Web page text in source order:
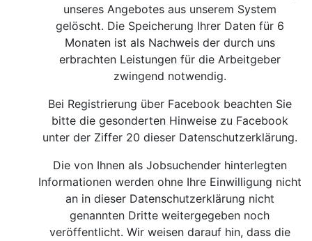
unseres Angebotes aus unserem System
gelöscht. Die Speicherung Ihrer Daten für 6
Monaten ist als Nachweis der durch uns
erbrachten Leistungen für die Arbeitgeber
zwingend notwendig.
Bei Registrierung über Facebook beachten Sie
bitte die gesonderten Hinweise zu Facebook
unter der Ziffer 20 dieser Datenschutzerklärung.
Die von Ihnen als Jobsuchender hinterlegten
Informationen werden ohne Ihre Einwilligung nicht
an in dieser Datenschutzerklärung nicht
genannten Dritte weitergegeben noch
veröffentlicht. Wir weisen darauf hin, dass die